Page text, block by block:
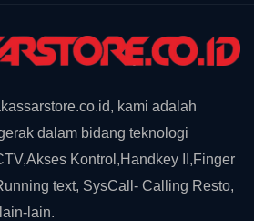
kami adalah
dalam bidang teknologi
Kontrol,Handkey II,Finger
text, SysCall- Calling Resto,
lain.